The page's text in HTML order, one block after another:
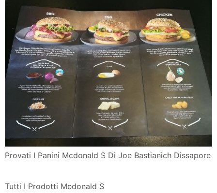
Provati I Panini Mcdonald S Di Joe Bastianich Dissapore